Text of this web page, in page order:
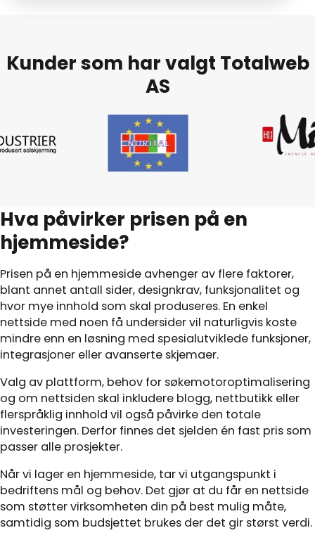
Kunder som har valgt Totalweb
AS
Hva påvirker prisen på en
hjemmeside?
Prisen på en hjemmeside avhenger av flere faktorer,
blant annet antall sider, designkrav, funksjonalitet og
hvor mye innhold som skal produseres. En enkel
nettside med noen få undersider vil naturligvis koste
mindre enn en løsning med spesialutviklede funksjoner,
integrasjoner eller avanserte skjemaer.
Valg av plattform, behov for søkemotoroptimalisering
og om nettsiden skal inkludere blogg, nettbutikk eller
flerspråklig innhold vil også påvirke den totale
investeringen. Derfor finnes det sjelden én fast pris som
passer alle prosjekter.
Når vi lager en hjemmeside, tar vi utgangspunkt i
bedriftens mål og behov. Det gjør at du får en nettside
som støtter virksomheten din på best mulig måte,
samtidig som budsjettet brukes der det gir størst verdi.